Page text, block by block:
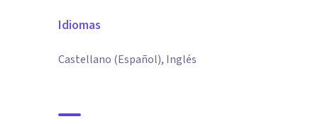
Idiomas
Castellano (Español), Inglés